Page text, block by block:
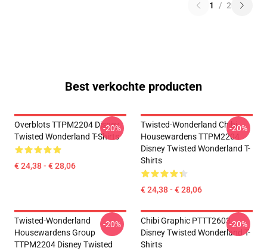
1 / 2
Best verkochte producten
Overblots TTPM2204 Disney
Twisted Wonderland T-Shirts
€ 24,38 - € 28,06
-20%
Twisted-Wonderland Chibi
Housewardens TTPM2204
Disney Twisted Wonderland T-
Shirts
€ 24,38 - € 28,06
-20%
Twisted-Wonderland
Housewardens Group
TTPM2204 Disney Twisted
-20%
Chibi Graphic PTTT2603
Disney Twisted Wonderland T-
Shirts
-20%